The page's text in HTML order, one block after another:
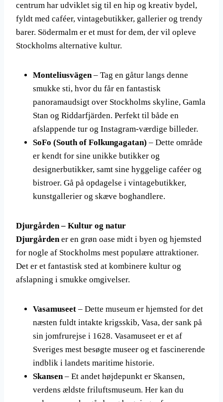
centrum har udviklet sig til en hip og kreativ bydel,
fyldt med caféer, vintagebutikker, gallerier og trendy
barer. Södermalm er et must for dem, der vil opleve
Stockholms alternative kultur.
Monteliusvägen– Tag en gåtur langs denne
smukke sti, hvor du får en fantastisk
panoramaudsigt over Stockholms skyline, Gamla
Stan og Riddarfjärden. Perfekt til både en
afslappende tur og Instagram-værdige billeder.
SoFo (South of Folkungagatan) – Dette område
er kendt for sine unikke butikker og
designerbutikker, samt sine hyggelige caféer og
bistroer. Gå på opdagelse i vintagebutikker,
kunstgallerier og skæve boghandlere.
Djurgården – Kultur og natur
Djurgårdener en grøn oase midt i byen og hjemsted
for nogle af Stockholms mest populære attraktioner.
Det er et fantastisk sted at kombinere kultur og
afslapning i smukke omgivelser.
Vasamuseet – Dette museum er hjemsted for det
næsten fuldt intakte krigsskib, Vasa, der sank på
sin jomfrurejse i 1628. Vasamuseet er et af
Sveriges mest besøgte museer og et fascinerende
indblik i landets maritime historie.
Skansen– Et andet højdepunkt er Skansen,
verdens ældste friluftsmuseum. Her kan du